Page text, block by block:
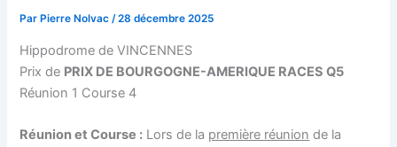
Par Pierre Nolvac/28 décembre 2025
Hippodrome de VINCENNES
Prix de PRIX DE BOURGOGNE-AMERIQUE RACES Q5
Réunion 1 Course 4
Réunion et Course : Lors de la première réunion de la